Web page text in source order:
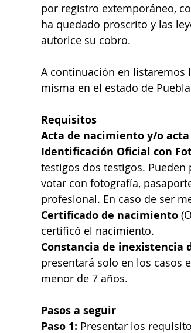
por registro extemporáneo,
ha quedado proscrito y las
autorice su cobro.
A continuación en listaremos
misma en el estado de
Requisitos
Acta de nacimiento y/o
Identificación Oficial con
testigos dos testigos.
votar con fotografía,
profesional. En caso de ser
Certificado de nacimiento
certificó el nacimiento.
Constancia de inexistencia
presentará solo en los casos
menor de 7 años.
Pasos a seguir
Paso 1: Presentar los